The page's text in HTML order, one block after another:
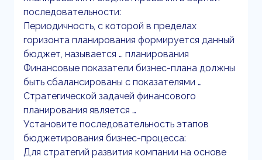
последовательности:
Периодичность, с которой в пределах
горизонта планирования формируется данный
бюджет, называется … планирования
Финансовые показатели бизнес-плана должны
быть сбалансированы с показателями …
Стратегической задачей финансового
планирования является …
Установите последовательность этапов
бюджетирования бизнес-процесса:
Для стратегий развития компании на основе